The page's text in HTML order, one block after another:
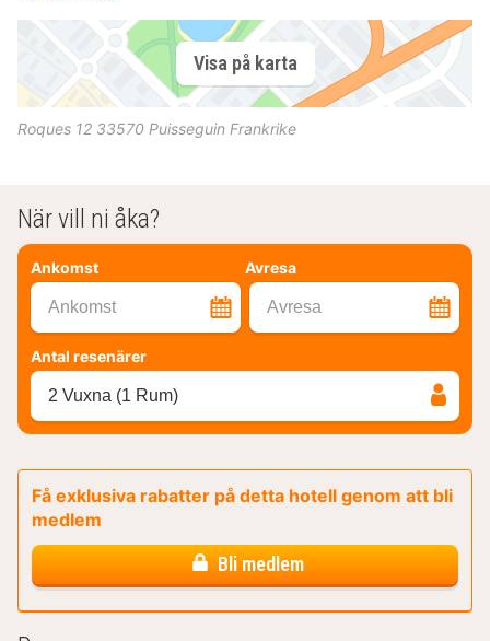
Visa på karta
Roques 12 33570 Puisseguin Frankrike
När vill ni åka?
Ankomst Avresa
Ankomst Avresa
Antal resenärer
2 Vuxna (1 Rum)
Få exklusiva rabatter på detta hotell genom att bli
medlem
Bli medlem